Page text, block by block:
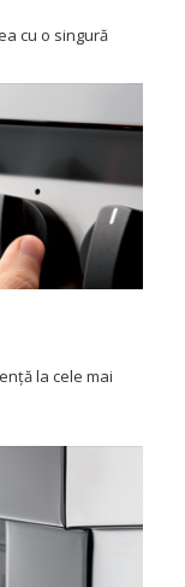
cu o singură
la cele mai